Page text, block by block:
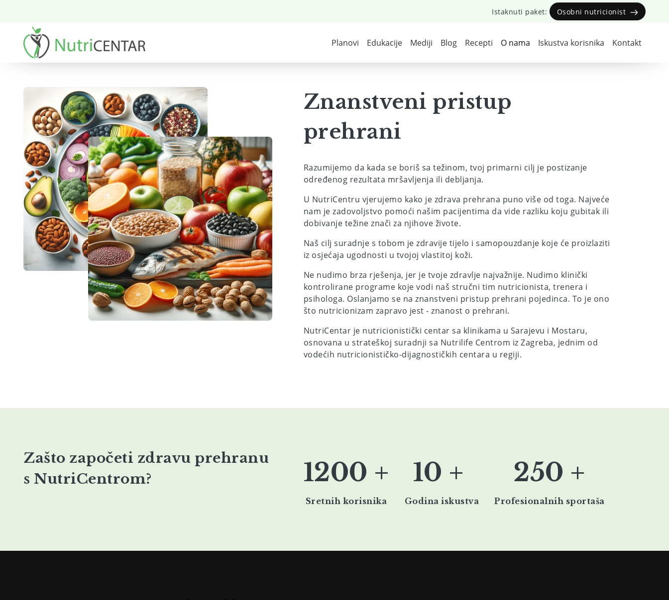
sadržaj
Istaknuti paket: Osobni nutricionist
Main navigation
Planovi Edukacije Mediji Blog Recepti O nama Iskustva korisnika Kontakt
Znanstveni pristup
prehrani
Razumijemo da kada se boriš sa težinom, tvoj primarni cilj je postizanje
određenog rezultata mršavljenja ili debljanja.
U NutriCentru vjerujemo kako je zdrava prehrana puno više od toga. Najveće
nam je zadovoljstvo pomoći našim pacijentima da vide razliku koju gubitak ili
dobivanje težine znači za njihove živote.
Naš cilj suradnje s tobom je zdravije tijelo i samopouzdanje koje će proizlaziti
iz osjećaja ugodnosti u tvojoj vlastitoj koži.
Ne nudimo brza rješenja, jer je tvoje zdravlje najvažnije. Nudimo klinički
kontrolirane programe koje vodi naš stručni tim nutricionista, trenera i
psihologa. Oslanjamo se na znanstveni pristup prehrani pojedinca. To je ono
što nutricionizam zapravo jest - znanost o prehrani.
NutriCentar je nutricionistički centar sa klinikama u Sarajevu i Mostaru,
osnovana u strateškoj suradnji sa Nutrilife Centrom iz Zagreba, jednim od
vodećih nutricionističko-dijagnostičkih centara u regiji.
Zašto započeti zdravu prehranu
s NutriCentrom?
1200 +
Sretnih korisnika
10 +
Godina iskustva
250 +
Profesionalnih sportaša